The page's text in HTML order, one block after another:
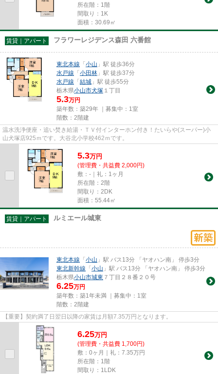
所在階：1階
間取り：1K
面積：30.69㎡
賃貸｜アパート フラワーレジデンス森田 六番館
東北本線 「小山 」駅 徒歩36分
水戸線 「小田林 」駅 徒歩37分
水戸線 「結城 」駅 徒歩55分
栃木県小山市犬塚 １丁目
5.3万円
築年数：築29年 ｜募集中： 1室
階数：2階建
温水洗浄便座・追い焚き給湯・ＴＶ付インターホン付き！たいらや(スーパー)小
山犬塚店925ｍです。大谷北小学校462ｍです。
5.3万円
(管理費・共益費 2,000円)
敷：-｜礼：1ヶ月
所在階：2階
間取り：2DK
面積：55.44㎡
賃貸｜アパート ルミエール城東
東北本線 「小山 」駅 バス13分 「ヤオハン南」 停歩3分
東北新幹線 「小山 」駅 バス13分 「ヤオハン南」 停歩3分
栃木県小山市城東 ７丁目２８番２０号
6.25万円
築年数：築1年未満 ｜募集中： 1室
階数：2階建
【重要】契約満了日翌日以降の家賃は月額7.35万円となります。
6.25万円
(管理費・共益費 1,700円)
敷：0ヶ月｜礼：7.35万円
所在階：1階
間取り：1LDK